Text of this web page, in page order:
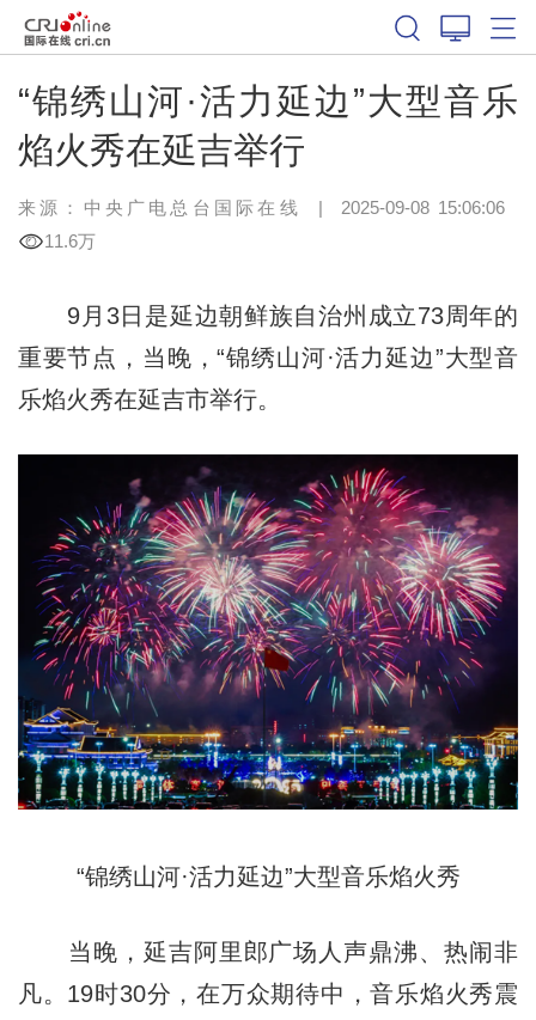
“锦绣山河·活力延边”大型音乐
焰火秀在延吉举行
来源：中央广电总台国际在线 | 2025-09-08 15:06:06
11.6万
9月3日是延边朝鲜族自治州成立73周年的
重要节点，当晚，“锦绣山河·活力延边”大型音
乐焰火秀在延吉市举行。
“锦绣山河·活力延边”大型音乐焰火秀
当晚，延吉阿里郎广场人声鼎沸、热闹非
凡。19时30分，在万众期待中，音乐焰火秀震